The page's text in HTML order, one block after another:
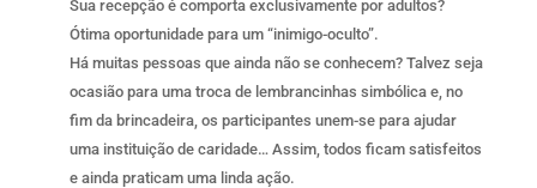
Sua recepção é comporta exclusivamente por adultos?
Ótima oportunidade para um “inimigo-oculto”.
Há muitas pessoas que ainda não se conhecem? Talvez seja
ocasião para uma troca de lembrancinhas simbólica e, no
fim da brincadeira, os participantes unem-se para ajudar
uma instituição de caridade… Assim, todos ficam satisfeitos
e ainda praticam uma linda ação.